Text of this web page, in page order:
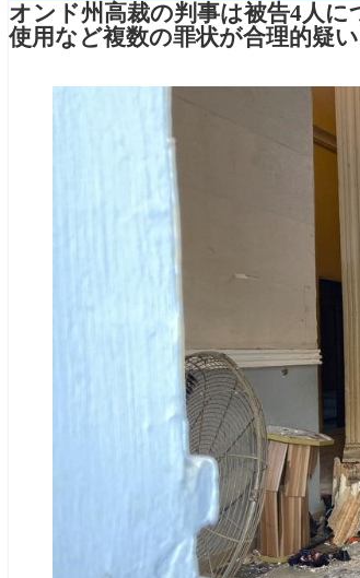
オンド州高裁の判事は被告4人
使用など複数の罪状が合理的疑